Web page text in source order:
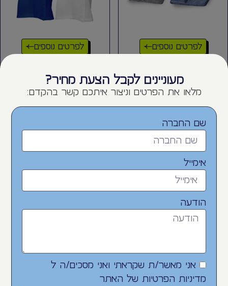
לפרטים נוספים
מגבת רחצה מיקרופייבר –
לפרטים נוספים
לפרטים נוספים
מגבת חוף עם קפוצ’ון וכיסוי
לפרטים נוספים
מעוניינים לקבל הצעת מחיר?
מלאו את הפרטים וניצור איתכם קשר בהקדם:
שם החברה
אימייל
הודעה
אני מאשר/ת שקראתי ואני מסכים/ה ל
מדיניות הפרטיות של האתר